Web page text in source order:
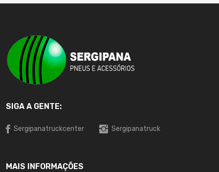
SIGA A GENTE:
Sergipanatruckcenter Sergipanatruck
MAIS INFORMAÇÕES